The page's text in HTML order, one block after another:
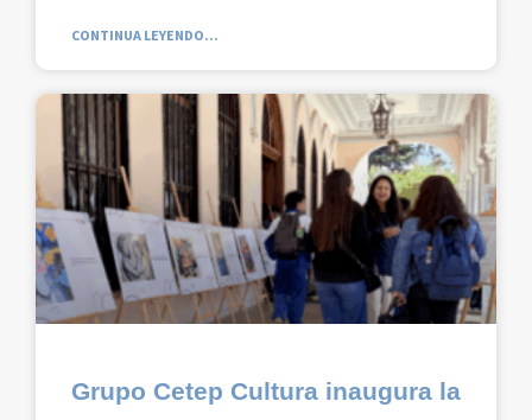
CONTINUA LEYENDO...
Grupo Cetep Cultura inaugura la